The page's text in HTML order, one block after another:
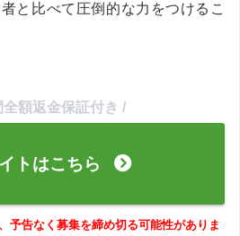
と比べて圧倒的な力をつけるこ
全額返金保証付き /
トはこちら
予告なく募集を締め切る可能性がありま